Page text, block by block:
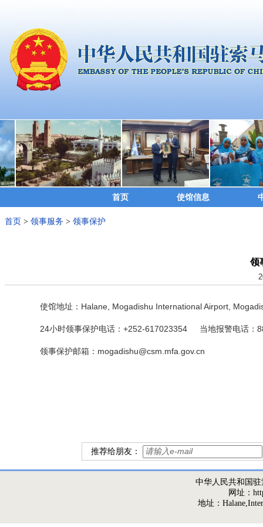
首页 使馆信息
首页 > 领事服务 > 领事保护
领
使馆地址：Halane, Mogadishu International Airport,
24小时领事保护电话：+252-617023354 当地报警电话：
领事保护邮箱 ： mogadishu@csm.mfa.gov.cn
推荐给朋友：
中华人民共和国
网址：
地址：